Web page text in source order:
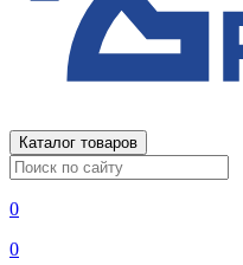
Каталог товаров
0
0